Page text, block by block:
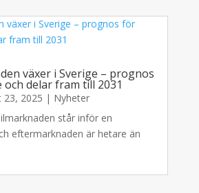
växer i Sverige – prognos
delar fram till 2031
23, 2025 | Nyheter
står inför en
eftermarknaden är hetare än